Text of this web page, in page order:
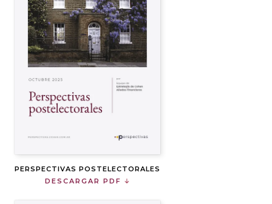
PERSPECTIVAS POSTELECTORALES
DESCARGAR PDF